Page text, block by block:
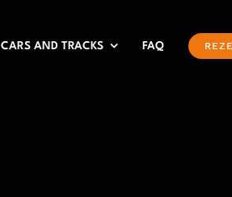
CARS AND TRACKS FAQ